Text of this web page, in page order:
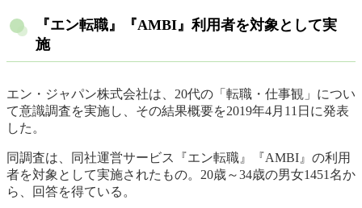
『エン転職』『AMBI』利用者を対象として実
施
エン・ジャパン株式会社は、20代の「転職・仕事観」につい
て意識調査を実施し、その結果概要を2019年4月11日に発表
した。
同調査は、同社運営サービス『エン転職』『AMBI』の利用
者を対象として実施されたもの。20歳～34歳の男女1451名か
ら、回答を得ている。